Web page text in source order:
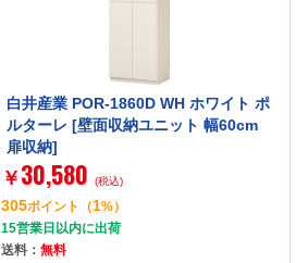
白井産業 POR-1860D WH ホワイト ポ
ルターレ [壁面収納ユニット 幅60cm
扉収納]
￥ 30,580 (税込)
305ポイント （1%）
15営業日以内に出荷
送料： 無料